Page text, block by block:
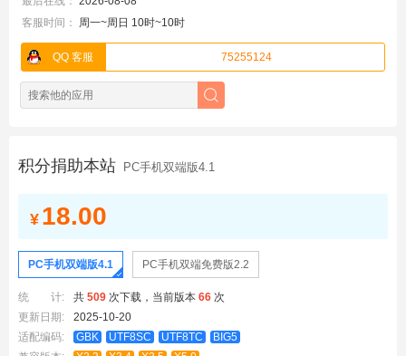
客服时间：
周一~周日 10时~10时
QQ 客服 75255124
积分捐助本站 PC手机双端版4.1
¥ 18.00
PC手机双端版4.1 PC手机双端免费版2.2
统 计: 共 509 次下载，当前版本 66 次
更新日期:
2025-10-20
适配编码:
GBK UTF8SC UTF8TC
BIG5